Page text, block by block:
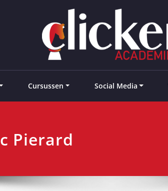
Cursussen Social Media
Pierard